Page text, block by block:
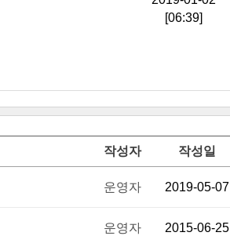
[06:39]
작성자 작성일
운영자 2019-05-07
운영자 2015-06-25